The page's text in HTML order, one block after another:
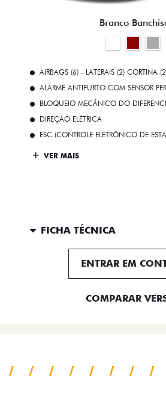
Branco
AIRBAGS (6) - LATERAIS (2) CORTINA
ALARME ANTIFURTO COM SENSOR
BLOQUEIO MECÂNICO DO
DIREÇÃO ELÉTRICA
ESC (CONTROLE ELETRÔNICO DE
VER MAIS
FICHA TÉCNICA
ENTRAR EM
COMPARAR